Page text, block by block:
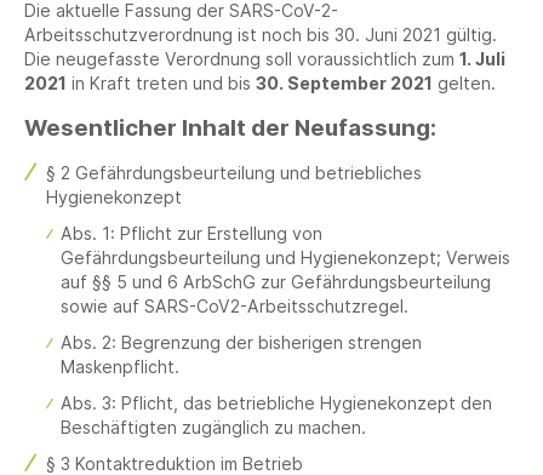
Die aktuelle Fassung der SARS-CoV-2-
Arbeitsschutzverordnung ist noch bis 30. Juni 2021 gültig.
Die neugefasste Verordnung soll voraussichtlich zum 1. Juli
2021 in Kraft treten und bis 30. September 2021 gelten.
Wesentlicher Inhalt der Neufassung:
§ 2 Gefährdungsbeurteilung und betriebliches
Hygienekonzept
Abs. 1: Pflicht zur Erstellung von
Gefährdungsbeurteilung und Hygienekonzept; Verweis
auf §§ 5 und 6 ArbSchG zur Gefährdungsbeurteilung
sowie auf SARS-CoV2-Arbeitsschutzregel.
Abs. 2: Begrenzung der bisherigen strengen
Maskenpflicht.
Abs. 3: Pflicht, das betriebliche Hygienekonzept den
Beschäftigten zugänglich zu machen.
§ 3 Kontaktreduktion im Betrieb